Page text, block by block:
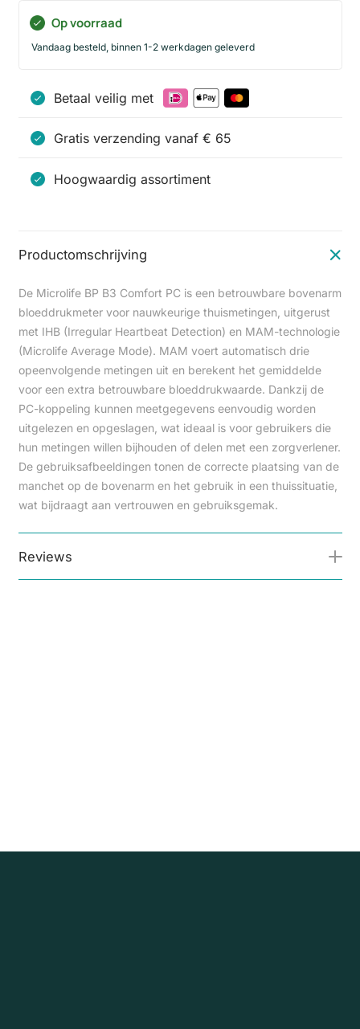
Op voorraad
Vandaag besteld, binnen 1-2 werkdagen geleverd
Betaal veilig met
Gratis verzending vanaf € 65
Hoogwaardig assortiment
Productomschrijving
De Microlife BP B3 Comfort PC is een betrouwbare bovenarm
bloeddrukmeter voor nauwkeurige thuismetingen, uitgerust
met IHB (Irregular Heartbeat Detection) en MAM-technologie
(Microlife Average Mode). MAM voert automatisch drie
opeenvolgende metingen uit en berekent het gemiddelde
voor een extra betrouwbare bloeddrukwaarde. Dankzij de
PC-koppeling kunnen meetgegevens eenvoudig worden
uitgelezen en opgeslagen, wat ideaal is voor gebruikers die
hun metingen willen bijhouden of delen met een zorgverlener.
De gebruiksafbeeldingen tonen de correcte plaatsing van de
manchet op de bovenarm en het gebruik in een thuissituatie,
wat bijdraagt aan vertrouwen en gebruiksgemak.
Reviews